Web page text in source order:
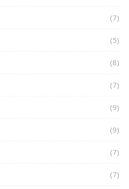
(7)
(5)
(8)
(7)
(9)
(9)
(7)
(7)